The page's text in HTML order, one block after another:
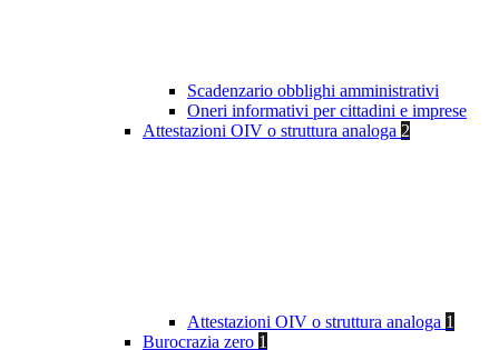
Scadenzario obblighi amministrativi
Oneri informativi per cittadini e imprese
Attestazioni OIV o struttura analoga 2
Attestazioni OIV o struttura analoga 1
Burocrazia zero 1